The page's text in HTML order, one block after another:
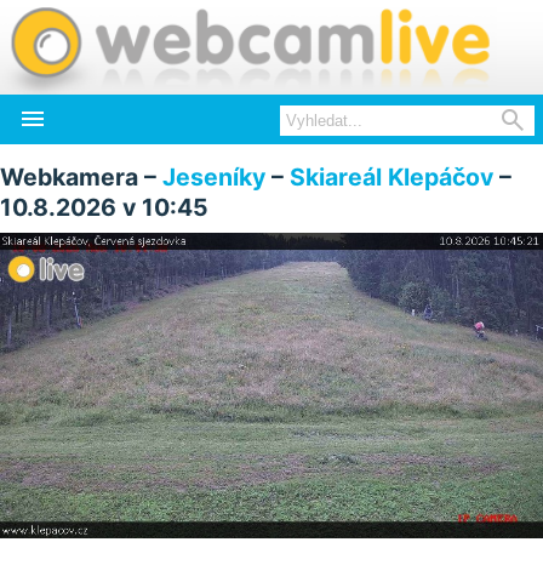
 
Webkamera – Jeseníky – Skiareál Klepáčov –
10.8.2026 v 10:45